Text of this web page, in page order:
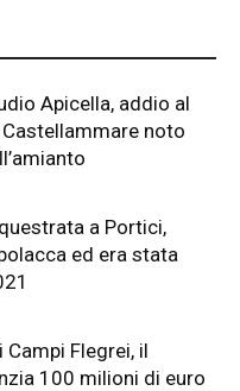
Apicella, addio al
noto
a Portici,
ed era stata
Flegrei, il
100 milioni di euro